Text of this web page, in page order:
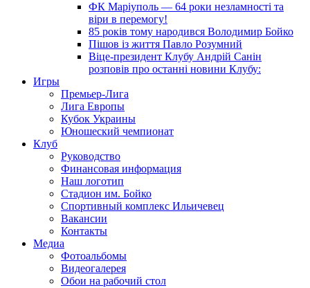
ФК Маріуполь — 64 роки незламності та
віри в перемогу!
85 років тому народився Володимир Бойко
Пішов із життя Павло Розумний
Віце-президент Клубу Андрій Санін
розповів про останні новини Клубу:
Игры
Премьер-Лига
Лига Европы
Кубок Украины
Юношеский чемпионат
Клуб
Руководство
Финансовая информация
Наш логотип
Стадион им. Бойко
Спортивный комплекс Ильичевец
Вакансии
Контакты
Медиа
Фотоальбомы
Видеогалерея
Обои на рабочий стол